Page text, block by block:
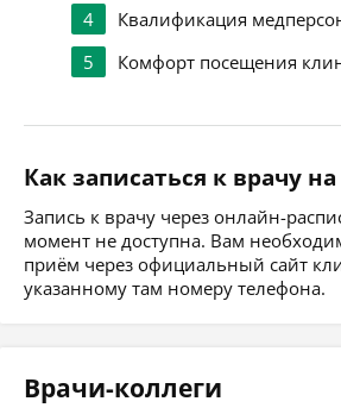
4
Квалификация
5
Комфорт посещения
Как записаться к врачу
Запись к врачу через онлайн-
момент не доступна. Вам
приём через официальный сайт
указанному там номеру телефона.
Врачи-коллеги